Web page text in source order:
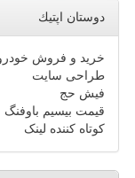
دوستان اپتیك
خرید و فروش
طراحی سایت
فیش حج
قیمت بیسیم باوفنگ
کوتاه کننده لینک